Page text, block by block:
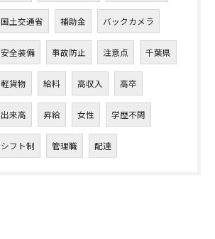
国土交通省 補助金 バックカメラ
安全装備 事故防止 注意点 千葉県
軽貨物 給料 高収入 高卒
出来高 昇給 女性 学歴不問
シフト制 管理職 配達